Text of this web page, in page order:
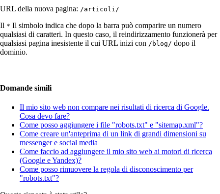
URL della nuova pagina: /articoli/
Il * Il simbolo indica che dopo la barra può comparire un numero
qualsiasi di caratteri. In questo caso, il reindirizzamento funzionerà per
qualsiasi pagina inesistente il cui URL inizi con /blog/ dopo il
dominio.
Domande simili
Il mio sito web non compare nei risultati di ricerca di Google.
Cosa devo fare?
Come posso aggiungere i file "robots.txt" e "sitemap.xml"?
Come creare un'anteprima di un link di grandi dimensioni su
messenger e social media
Come faccio ad aggiungere il mio sito web ai motori di ricerca
(Google e Yandex)?
Come posso rimuovere la regola di disconoscimento per
"robots.txt"?